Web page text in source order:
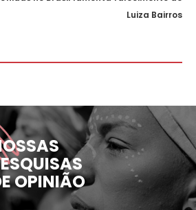
Luiza Bairros
OPINIÃO